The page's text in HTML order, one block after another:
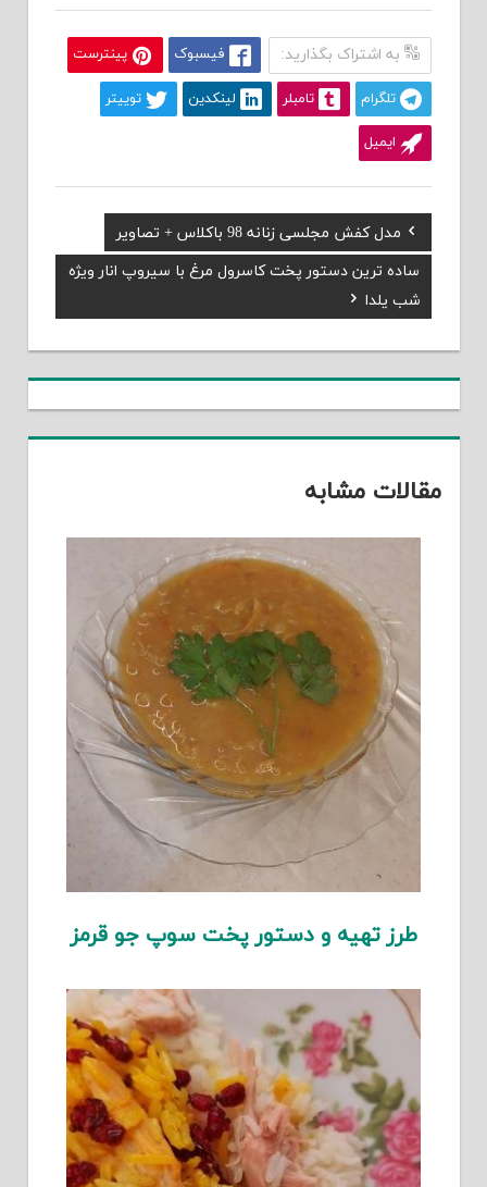
به اشتراک بگذارید: فیسبوک پینترست
تلگرام تامبلر لینکدین توییتر
ایمیل
راهبری
نوشته
Previous
Post:
مدل کفش مجلسی زنانه 98 باکلاس + تصاویر
Next
Post:
ساده ترین دستور پخت کاسرول مرغ با سیروپ انار ویژه
شب یلدا
مقالات مشابه
طرز تهیه و دستور پخت سوپ جو قرمز